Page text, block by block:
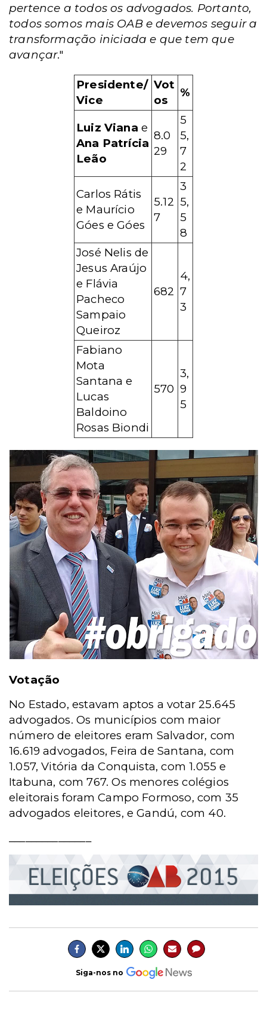
pertence a todos os advogados. Portanto,
todos somos mais OAB e devemos seguir a
transformação iniciada e que tem que
avançar."
Presidente/
Vice
Vot
os
%
Luiz Viana e
Ana Patrícia
Leão
8.0
29
5
5,
7
2
Carlos Rátis
e Maurício
Góes e Góes
5.12
7
3
5,
5
8
José Nelis de
Jesus Araújo
e Flávia
Pacheco
Sampaio
Queiroz
682
4,
7
3
Fabiano
Mota
Santana e
Lucas
Baldoino
Rosas Biondi
570
3,
9
5
Votação
No Estado, estavam aptos a votar 25.645
advogados. Os municípios com maior
número de eleitores eram Salvador, com
16.619 advogados, Feira de Santana, com
1.057, Vitória da Conquista, com 1.055 e
Itabuna, com 767. Os menores colégios
eleitorais foram Campo Formoso, com 35
advogados eleitores, e Gandú, com 40.
Siga-nos no